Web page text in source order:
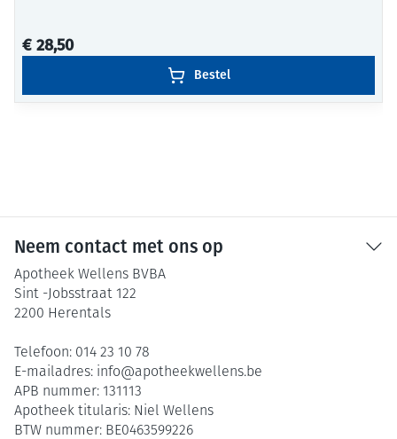
€ 28,50
Bestel
Neem contact met ons op
Apotheek Wellens BVBA
Sint -Jobsstraat 122
2200 Herentals
Telefoon: 014 23 10 78
E-mailadres: info@apotheekwellens.be
APB nummer: 131113
Apotheek titularis: Niel Wellens
BTW nummer: BE0463599226